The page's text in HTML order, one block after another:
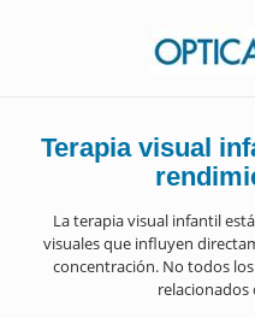
Terapia visual
La terapia visual infantil
visuales que influyen
concentración. No todos
relacionados